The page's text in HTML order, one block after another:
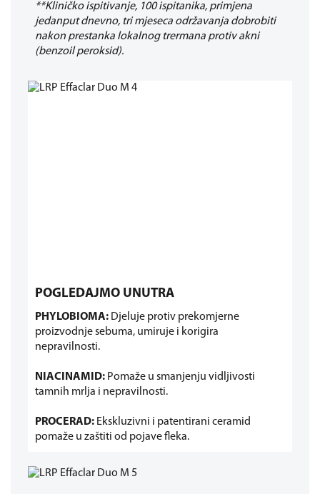
**Kliničko ispitivanje, 100 ispitanika, primjena
jedanput dnevno, tri mjeseca održavanja dobrobiti
nakon prestanka lokalnog trermana protiv akni
(benzoil peroksid).
POGLEDAJMO UNUTRA
PHYLOBIOMA: Djeluje protiv prekomjerne
proizvodnje sebuma, umiruje i korigira
nepravilnosti.
NIACINAMID: Pomaže u smanjenju vidljivosti
tamnih mrlja i nepravilnosti.
PROCERAD: Ekskluzivni i patentirani ceramid
pomaže u zaštiti od pojave fleka.